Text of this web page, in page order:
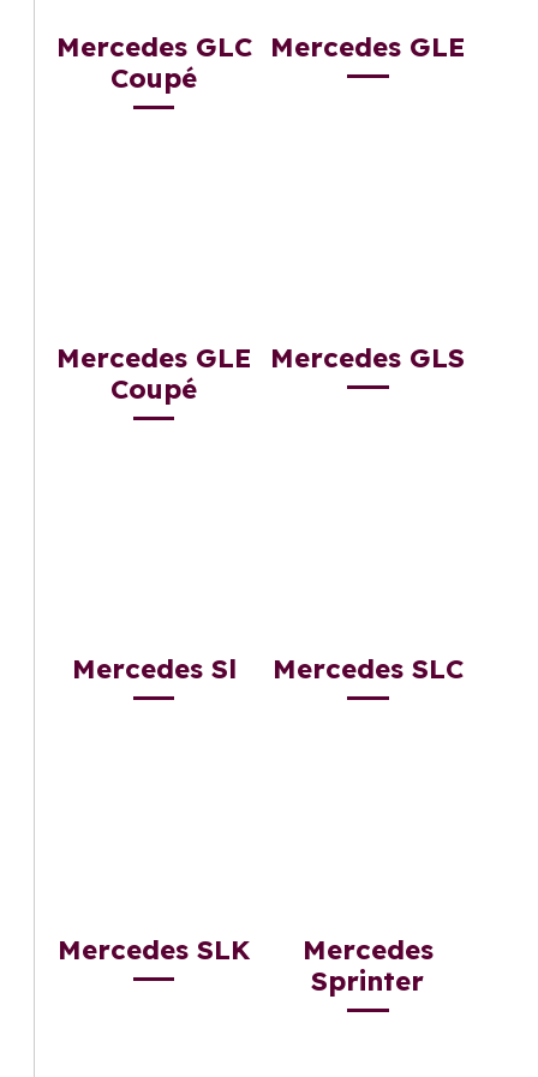
Mercedes GLC
Coupé
Mercedes GLE
Mercedes GLE
Coupé
Mercedes GLS
Mercedes Sl Mercedes SLC
Mercedes SLK
Mercedes
Sprinter